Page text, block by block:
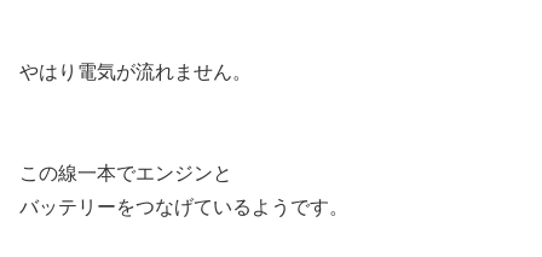
やはり電気が流れません。
この線一本でエンジンと
バッテリーをつなげているようです。